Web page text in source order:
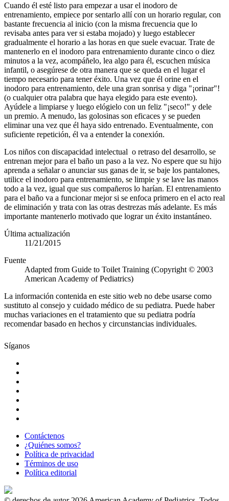
Cuando él esté listo para empezar a usar el inodoro de
entrenamiento, empiece por sentarlo allí con un horario regular, con
bastante frecuencia al inicio (con la misma frecuencia que lo
revisaba antes para ver si estaba mojado) y luego establecer
gradualmente el horario a las horas en que suele evacuar. Trate de
mantenerlo en el inodoro para entrenamiento durante cinco o diez
minutos a la vez, acompáñelo, lea algo para él, escuchen música
infantil, o asegúrese de otra manera que se queda en el lugar el
tiempo necesario para tener éxito. Una vez que él orine en el
inodoro para entrenamiento, dele una gran sonrisa y diga "¡orinar"!
(o cualquier otra palabra que haya elegido para este evento).
Ayúdele a limpiarse y luego elógielo con un feliz "¡seco!" y dele
un premio. A menudo, las golosinas son eficaces y se pueden
eliminar una vez que él haya sido entrenado. Eventualmente, con
suficiente repetición, él va a entender la conexión.
Los niños con discapacidad intelectual o retraso del desarrollo, se
entrenan mejor para el baño un paso a la vez. No espere que su hijo
aprenda a señalar o anunciar sus ganas de ir, se baje los pantalones,
utilice el inodoro para entrenamiento, se limpie y se lave las manos
todo a la vez, igual que sus compañeros lo harían. El entrenamiento
para el baño va a funcionar mejor si se enfoca primero en el acto real
de eliminación y trata con las otras destrezas más adelante. Es más
importante mantenerlo motivado que lograr un éxito instantáneo.
Última actualización
11/21/2015
Fuente
Adapted from Guide to Toilet Training (Copyright © 2003
American Academy of Pediatrics)
La información contenida en este sitio web no debe usarse como
sustituto al consejo y cuidado médico de su pediatra. Puede haber
muchas variaciones en el tratamiento que su pediatra podría
recomendar basado en hechos y circunstancias individuales.
Síganos
Contáctenos
¿Quiénes somos?
Política de privacidad
Términos de uso
Política editorial